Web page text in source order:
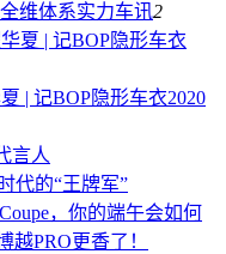
维体系实力车讯2
| 记BOP隐形车衣2020
言人
代的“王牌军”
，你的端午会如何
越PRO更香了！